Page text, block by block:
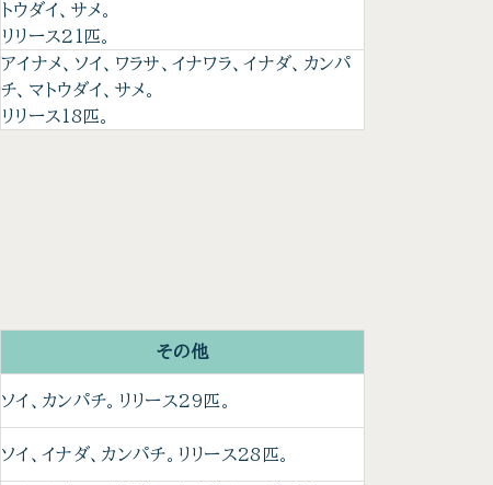
トウダイ、サメ。
リリース21匹。
アイナメ、ソイ、ワラサ、イナワラ、イナダ、カンパ
チ、マトウダイ、サメ。
リリース18匹。
その他
ソイ、カンパチ。リリース29匹。
ソイ、イナダ、カンパチ。リリース28匹。